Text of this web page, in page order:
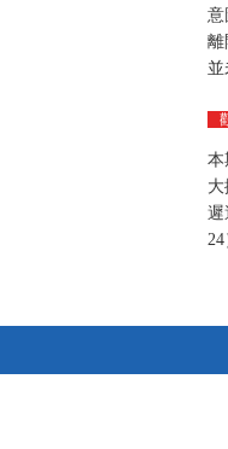
意
離
並
本
遲
24